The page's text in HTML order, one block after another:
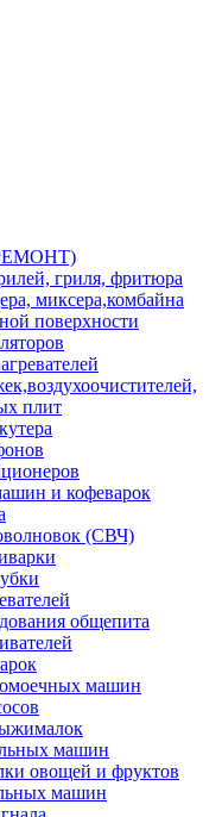
гриля, фритюра
миксера,комбайна
поверхности
плит
и кофеварок
(СВЧ)
общепита
машин
машин
овощей и фруктов
машин